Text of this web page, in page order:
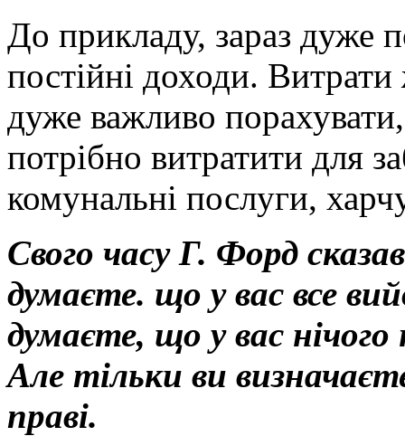
До прикладу, зараз дуже
постійні доходи. Витрати
дуже важливо
потрібно витратити для
комунальні послуги,
Свого часу Г. Форд
думаєте. що у вас все
думаєте, що у вас
Але тільки ви
праві.